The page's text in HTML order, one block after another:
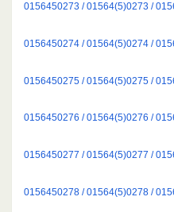
0156450273 / 01564(5)0273 /
0156450274 / 01564(5)0274 /
0156450275 / 01564(5)0275 /
0156450276 / 01564(5)0276 /
0156450277 / 01564(5)0277 /
0156450278 / 01564(5)0278 /